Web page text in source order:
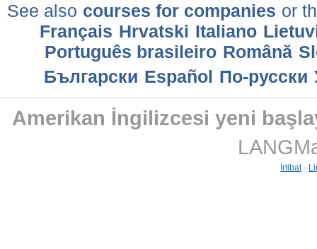
See also courses for companies or
Français Hrvatski Italiano
Português brasileiro Română
Български Еspañol По-русски
Amerikan İngilizcesi yeni
İrtibat-